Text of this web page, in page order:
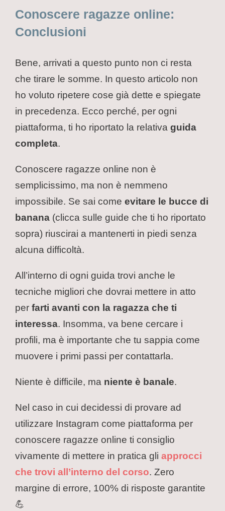
Conoscere ragazze online:
Conclusioni
Bene, arrivati a questo punto non ci resta
che tirare le somme. In questo articolo non
ho voluto ripetere cose già dette e spiegate
in precedenza. Ecco perché, per ogni
piattaforma, ti ho riportato la relativa guida
completa.
Conoscere ragazze online non è
semplicissimo, ma non è nemmeno
impossibile. Se sai come evitare le bucce di
banana (clicca sulle guide che ti ho riportato
sopra) riuscirai a mantenerti in piedi senza
alcuna difficoltà.
All’interno di ogni guida trovi anche le
tecniche migliori che dovrai mettere in atto
per farti avanti con la ragazza che ti
interessa. Insomma, va bene cercare i
profili, ma è importante che tu sappia come
muovere i primi passi per contattarla.
Niente è difficile, ma niente è banale.
Nel caso in cui decidessi di provare ad
utilizzare Instagram come piattaforma per
conoscere ragazze online ti consiglio
vivamente di mettere in pratica gli approcci
che trovi all’interno del corso. Zero
margine di errore, 100% di risposte garantite
💪